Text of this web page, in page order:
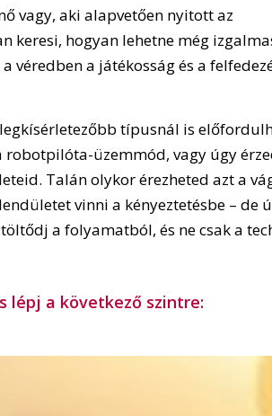
vagy, aki alapvetően nyitott az
keresi, hogyan lehetne még
véredben a játékosság és a
típusnál is
robotpilóta-üzemmód, vagy úgy
Talán olykor érezheted azt a
vinni a kényeztetésbe – de
a folyamatból, és ne csak a
lépj a következő szintre: